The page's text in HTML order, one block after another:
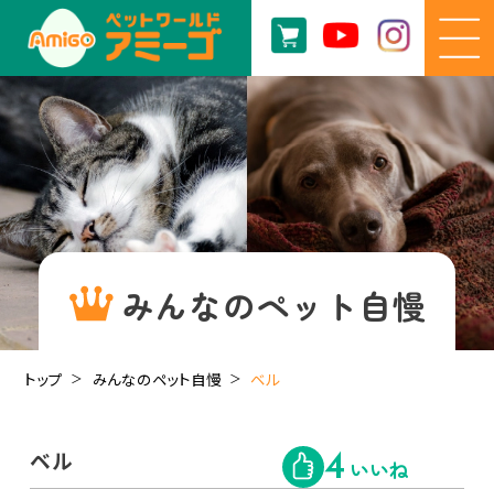
みんなのペット自慢
トップ みんなのペット自慢 ベル
ベル 4 いいね